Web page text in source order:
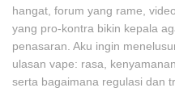
hangat, forum yang rame,
yang pro-kontra bikin kepala
penasaran. Aku ingin
ulasan vape: rasa,
serta bagaimana regulasi dan